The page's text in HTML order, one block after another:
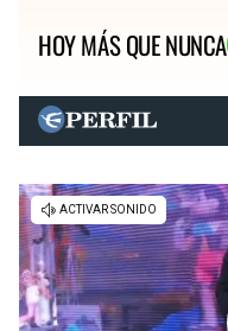
HOY MÁS QUE NUNCA